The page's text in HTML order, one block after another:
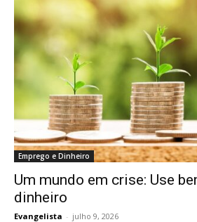
Emprego e Dinheiro
Um mundo em crise: Use
dinheiro
Evangelista - julho 9, 2026